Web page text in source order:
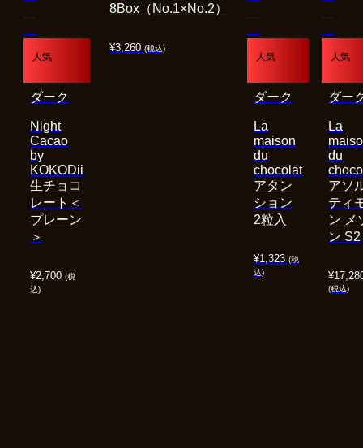
人気
¥2,700 (税
込)
Night
Cacao
by
KOKODii
生チョコ
レート＜
プレーン
＞
ダーク
¥3,260 (税込)
8Box（No.1×No.2）
人気
¥1,323 (税
込)
La
maison
du
chocolat
アタン
ション
2粒入
ダーク
人気
¥
(税込)
La
du
アソ
ティ
ン メ
ン S2
ダー